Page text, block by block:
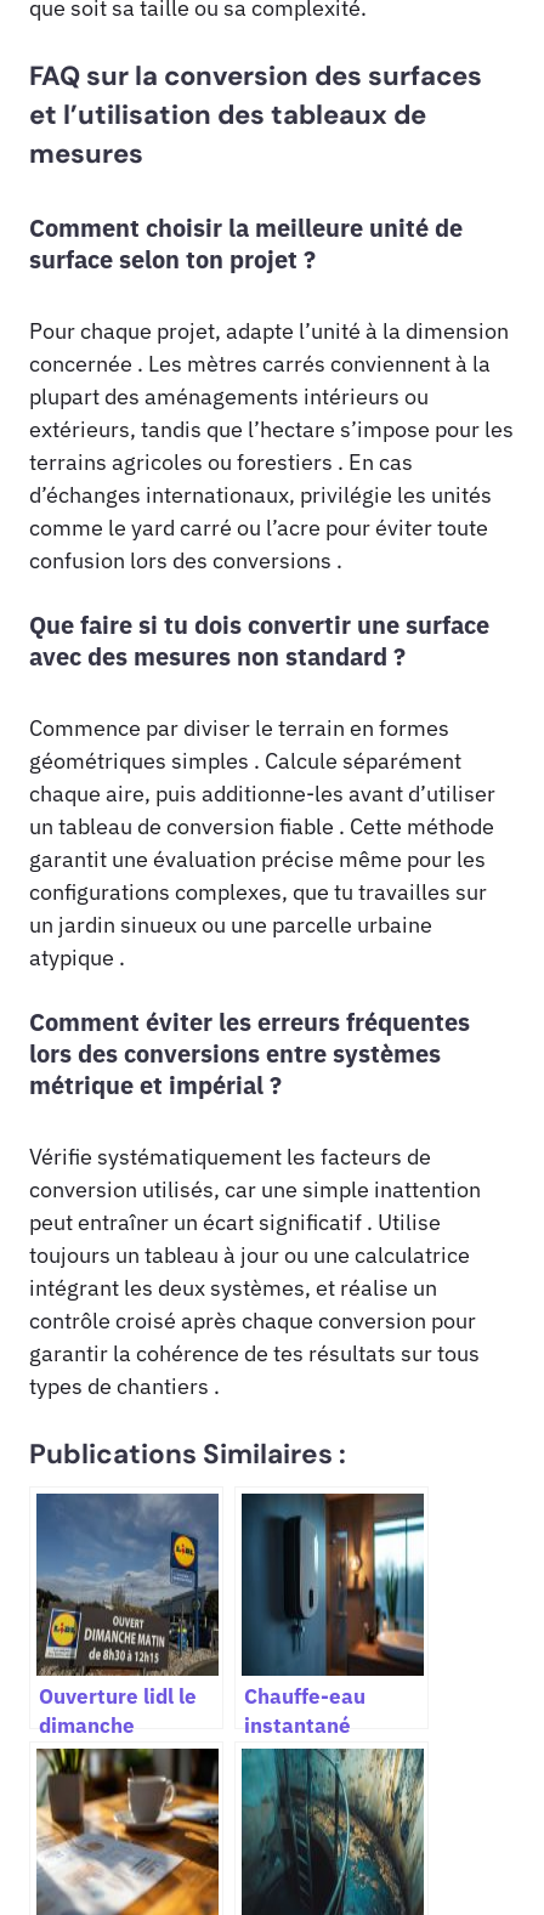
que soit sa taille ou sa complexité.
FAQ sur la conversion des surfaces
et l’utilisation des tableaux de
mesures
Comment choisir la meilleure unité de
surface selon ton projet ?
Pour chaque projet, adapte l’unité à la dimension
concernée . Les mètres carrés conviennent à la
plupart des aménagements intérieurs ou
extérieurs, tandis que l’hectare s’impose pour les
terrains agricoles ou forestiers . En cas
d’échanges internationaux, privilégie les unités
comme le yard carré ou l’acre pour éviter toute
confusion lors des conversions .
Que faire si tu dois convertir une surface
avec des mesures non standard ?
Commence par diviser le terrain en formes
géométriques simples . Calcule séparément
chaque aire, puis additionne-les avant d’utiliser
un tableau de conversion fiable . Cette méthode
garantit une évaluation précise même pour les
configurations complexes, que tu travailles sur
un jardin sinueux ou une parcelle urbaine
atypique .
Comment éviter les erreurs fréquentes
lors des conversions entre systèmes
métrique et impérial ?
Vérifie systématiquement les facteurs de
conversion utilisés, car une simple inattention
peut entraîner un écart significatif . Utilise
toujours un tableau à jour ou une calculatrice
intégrant les deux systèmes, et réalise un
contrôle croisé après chaque conversion pour
garantir la cohérence de tes résultats sur tous
types de chantiers .
Publications Similaires :
Ouverture lidl le
dimanche
Chauffe-eau
instantané